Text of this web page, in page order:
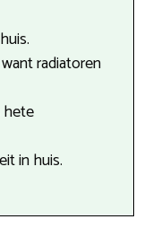
radiatoren
hete
in huis.